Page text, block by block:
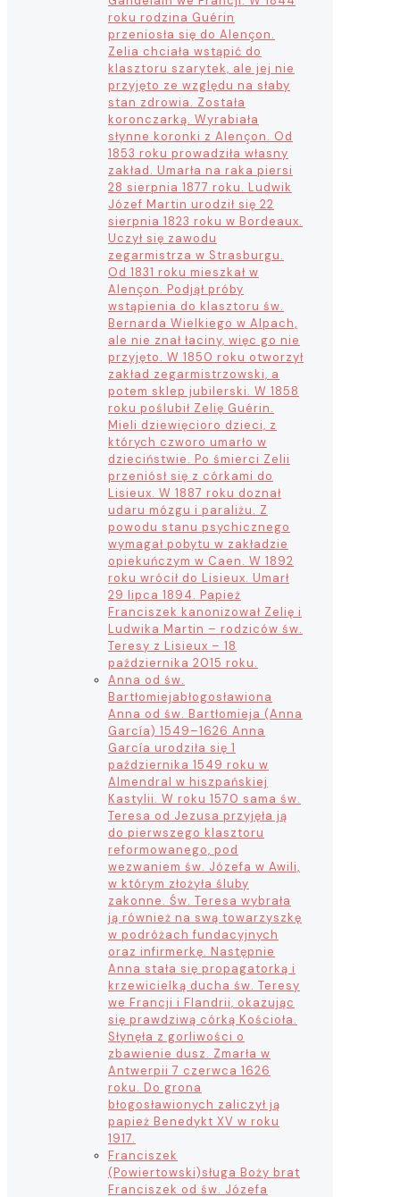
roku rodzina Guérin
przeniosła się do Alençon.
Zelia chciała wstąpić do
klasztoru szarytek, ale jej nie
przyjęto ze względu na słaby
stan zdrowia. Została
koronczarką. Wyrabiała
słynne koronki z Alençon. Od
1853 roku prowadziła własny
zakład. Umarła na raka piersi
28 sierpnia 1877 roku. Ludwik
Józef Martin urodził się 22
sierpnia 1823 roku w Bordeaux.
Uczył się zawodu
zegarmistrza w Strasburgu.
Od 1831 roku mieszkał w
Alençon. Podjął próby
wstąpienia do klasztoru św.
Bernarda Wielkiego w Alpach,
ale nie znał łaciny, więc go nie
przyjęto. W 1850 roku otworzył
zakład zegarmistrzowski, a
potem sklep jubilerski. W 1858
roku poślubił Zelię Guérin.
Mieli dziewięcioro dzieci, z
których czworo umarło w
dzieciństwie. Po śmierci Zelii
przeniósł się z córkami do
Lisieux. W 1887 roku doznał
udaru mózgu i paraliżu. Z
powodu stanu psychicznego
wymagał pobytu w zakładzie
opiekuńczym w Caen. W 1892
roku wrócił do Lisieux. Umarł
29 lipca 1894. Papież
Franciszek kanonizował Zelię i
Ludwika Martin – rodziców św.
Teresy z Lisieux – 18
października 2015 roku.
Anna od św.
Bartłomiejabłogosławiona
Anna od św. Bartłomieja (Anna
García) 1549–1626 Anna
García urodziła się 1
października 1549 roku w
Almendral w hiszpańskiej
Kastylii. W roku 1570 sama św.
Teresa od Jezusa przyjęła ją
do pierwszego klasztoru
reformowanego, pod
wezwaniem św. Józefa w Awili,
w którym złożyła śluby
zakonne. Św. Teresa wybrała
ją również na swą towarzyszkę
w podróżach fundacyjnych
oraz infirmerkę. Następnie
Anna stała się propagatorką i
krzewicielką ducha św. Teresy
we Francji i Flandrii, okazując
się prawdziwą córką Kościoła.
Słynęła z gorliwości o
zbawienie dusz. Zmarła w
Antwerpii 7 czerwca 1626
roku. Do grona
błogosławionych zaliczył ją
papież Benedykt XV w roku
1917.
Franciszek
(Powiertowski)sługa Boży brat
Franciszek od św. Józefa